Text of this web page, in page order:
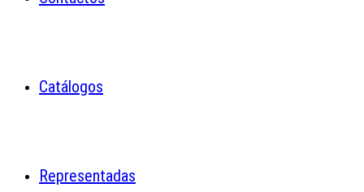
Catálogos
Representadas